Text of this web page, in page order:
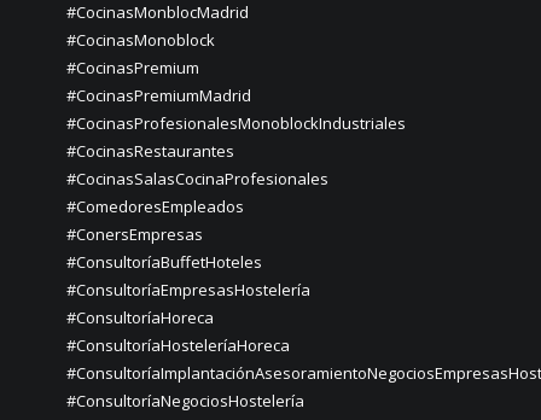
#CocinasMonblocMadrid
#CocinasMonoblock
#CocinasPremium
#CocinasPremiumMadrid
#CocinasProfesionalesMonoblockIndustriales
#CocinasRestaurantes
#CocinasSalasCocinaProfesionales
#ComedoresEmpleados
#ConersEmpresas
#ConsultoríaBuffetHoteles
#ConsultoríaEmpresasHostelería
#ConsultoríaHoreca
#ConsultoríaHosteleríaHoreca
#ConsultoríaNegociosHostelería